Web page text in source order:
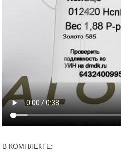
В КОМПЛЕКТЕ: